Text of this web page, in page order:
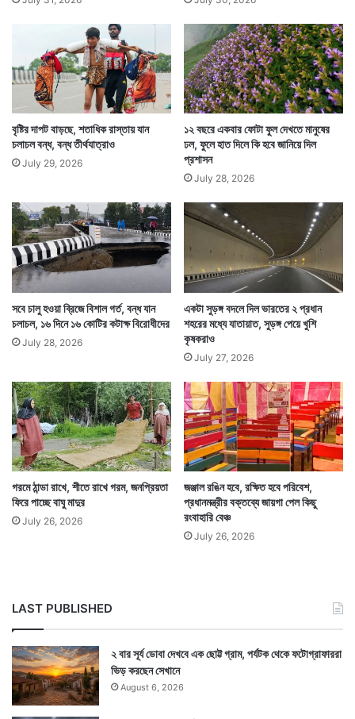
১৯৯০ সাল থেকে দেশের বিভিন্ন হোটেলে কাটিয়ে ভাড়া না মিটিয়ে
পালিয়ে যাওয়ার কথা স্বীকার করেছে ওই বৃদ্ধ। এটাও জানিয়েছে
সে কুখ্যাত অপরাধী চার্লস শোভরাজের ভক্ত।
Tags National News
বৃষ্টির দাপট বাড়ছে, শতাধিক রাস্তায় যান
চলাচল বন্ধ, বন্ধ তীর্থযাত্রাও
July 29, 2026
১২ বছরে একবার ফোটা ফুল দেখতে মানুষের
ঢল, ফুলে হাত দিলে কি হবে জানিয়ে দিল
প্রশাসন
July 28, 2026
সবে চালু হওয়া ব্রিজে বিশাল গর্ত, বন্ধ যান
চলাচল, ১৬ দিনে ১৬ কোটির কটাক্ষ বিরোধীদের
July 28, 2026
একটা সুড়ঙ্গ বদলে দিল ভারতের ২ প্রধান
শহরের মধ্যে যাতায়াত, সুড়ঙ্গ পেয়ে খুশি
কৃষকরাও
July 27, 2026
গরমে ঠান্ডা রাখে, শীতে রাখে গরম, জনপ্রিয়তা
ফিরে পাচ্ছে বাঘু মাদুর
July 26, 2026
জঞ্জাল রঙিন হবে, রক্ষিত হবে পরিবেশ,
প্রধানমন্ত্রীর বক্তব্যে জায়গা পেল কিছু
রংবাহারি বেঞ্চ
July 26, 2026
LAST PUBLISHED
২ বার সূর্য ডোবা দেখবে এক ছোট্ট গ্রাম, পর্যটক থেকে ফটোগ্রাফাররা
ভিড় করছেন সেখানে
August 6, 2026